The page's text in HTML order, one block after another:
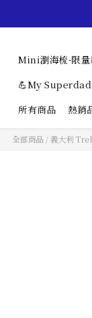
Mini瀏海梳-限量
💪My
所有商品
熱銷
全部商品 / 義大利